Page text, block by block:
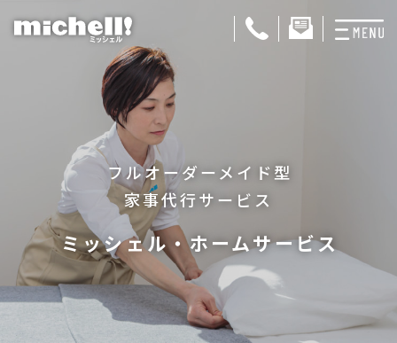
お料理代行
おためしサービス
サービス一覧
ご契約者さま限定サ
フルオーダーメイド型
家事代行サービス
ミッシェル・ホームサービス